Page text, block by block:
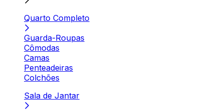
Quarto Completo
Guarda-Roupas
Cômodas
Camas
Penteadeiras
Colchões
Sala de Jantar